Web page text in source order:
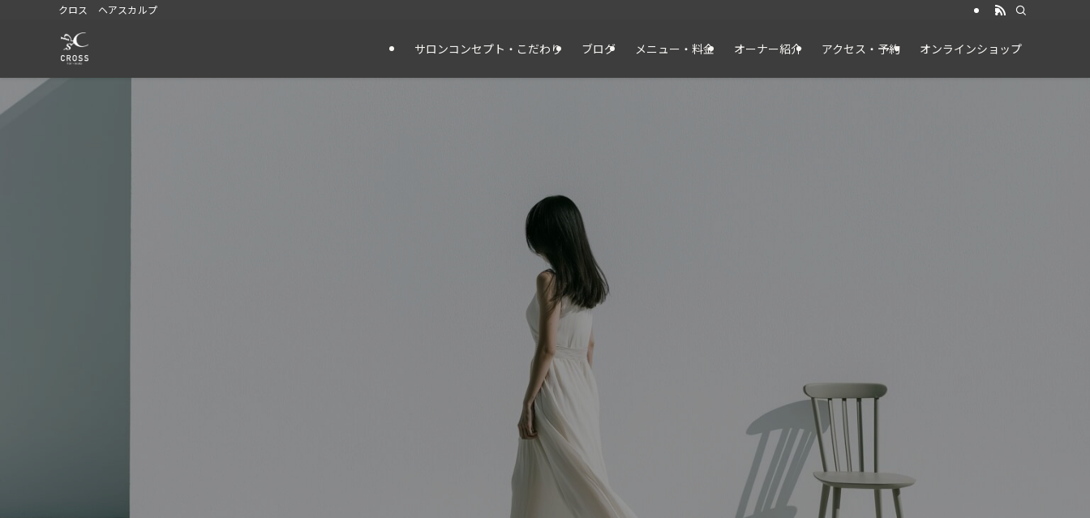
クロス ヘアスカルプ
サロンコンセプト・こだわり ブログ メニュー・料金 オーナー紹介 アクセス・予約 オンラインショップ
髪と頭皮に、1対1。
東近江市｜くせ毛・白髪・ダメージケア
完全予約制・完全プライベートサロン